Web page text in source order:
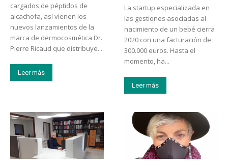
cargados de péptidos de
alcachofa, así vienen los
nuevos lanzamientos de la
marca de dermocosmética Dr.
Pierre Ricaud que distribuye...
Leer más
La startup especializada en
las gestiones asociadas al
nacimiento de un bebé cierra
2020 con una facturación de
300.000 euros. Hasta el
momento, ha...
Leer más